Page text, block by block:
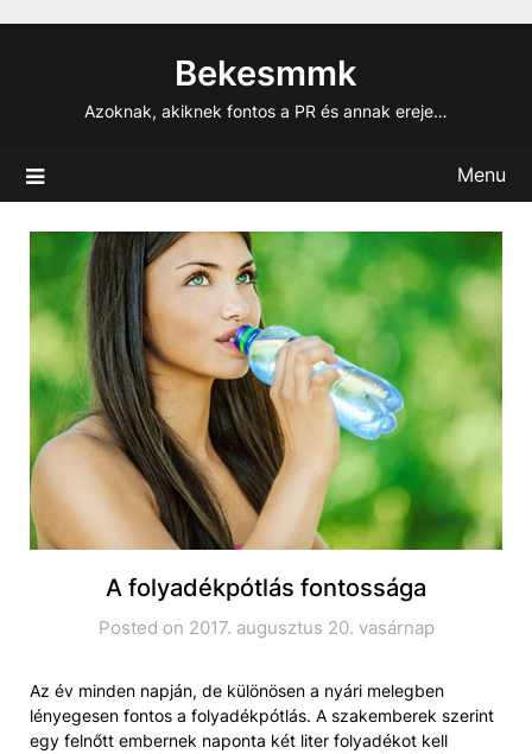
Bekesmmk
Azoknak, akiknek fontos a PR és annak ereje…
Menu
A folyadékpótlás fontossága
Posted on 2017. augusztus 20. vasárnap
Az év minden napján, de különösen a nyári melegben
lényegesen fontos a folyadékpótlás. A szakemberek szerint
egy felnőtt embernek naponta két liter folyadékot kell